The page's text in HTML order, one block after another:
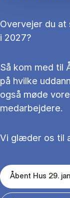
Overvejer du at
i 2027?
Så kom med til
på hvilke
også møde
medarbejdere.
Vi glæder os til
Åbent Hus 29.